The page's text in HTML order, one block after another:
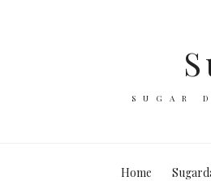
SUGAR
Home